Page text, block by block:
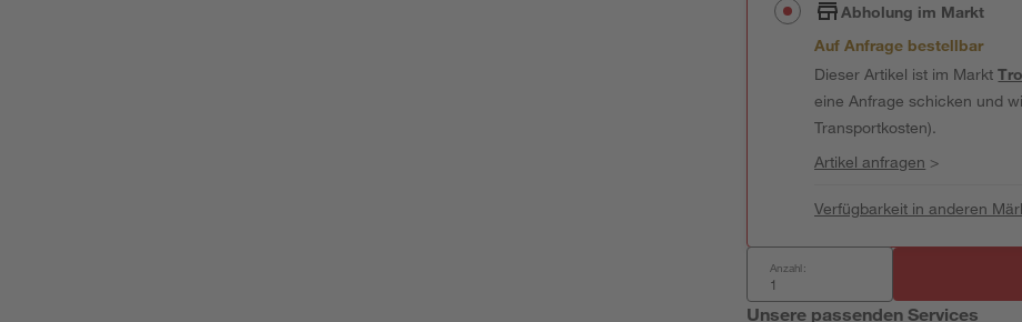
Abholung im Markt
Auf Anfrage bestellbar
Dieser Artikel ist im Markt
eine Anfrage schicken und
Transportkosten).
Artikel anfragen >
Verfügbarkeit in anderen
Anzahl:
Unsere passenden Services